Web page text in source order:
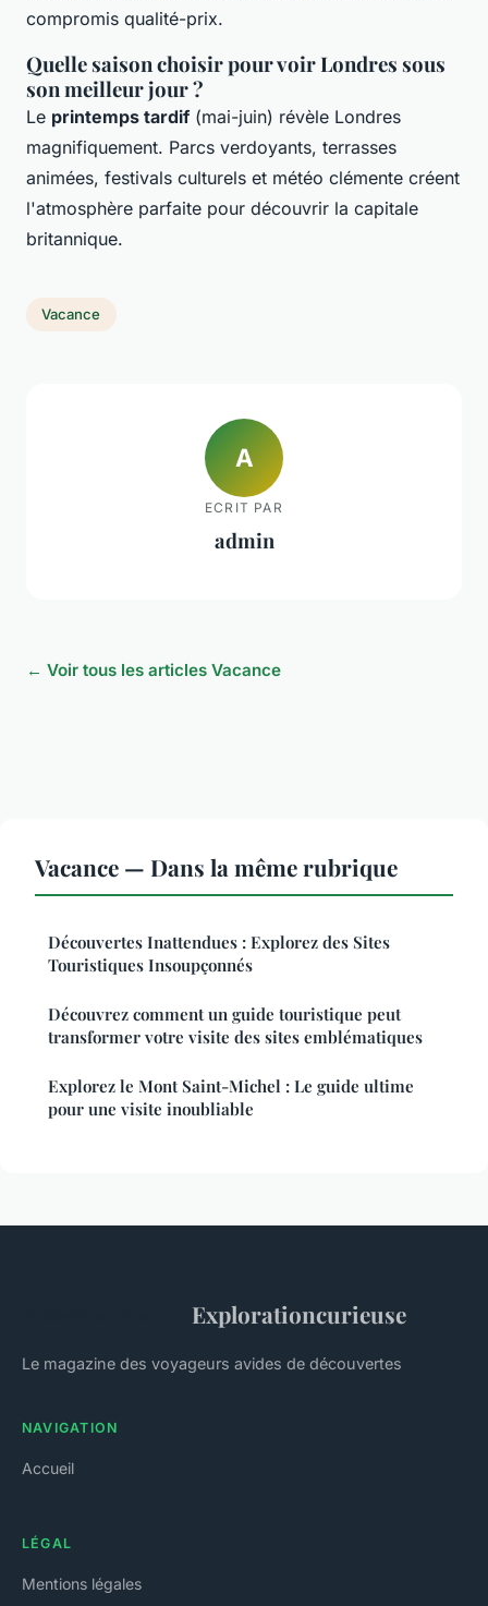
compromis qualité-prix.
Quelle saison choisir pour voir Londres sous
son meilleur jour ?
Le printemps tardif(mai-juin) révèle Londres
magnifiquement. Parcs verdoyants, terrasses
animées, festivals culturels et météo clémente créent
l'atmosphère parfaite pour découvrir la capitale
britannique.
Vacance
A
ECRIT PAR
admin
← Voir tous les articles Vacance
Vacance — Dans la même rubrique
Découvertes Inattendues : Explorez des Sites
Touristiques Insoupçonnés
Découvrez comment un guide touristique peut
transformer votre visite des sites emblématiques
Explorez le Mont Saint-Michel : Le guide ultime
pour une visite inoubliable
Explorationcurieuse
Le magazine des voyageurs avides de découvertes
NAVIGATION
Accueil
LÉGAL
Mentions légales